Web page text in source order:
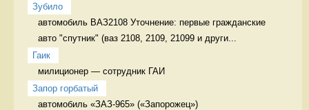
Зубило
автомобиль ВАЗ2108 Уточнение: первые гражданские
авто "спутник" (ваз 2108, 2109, 21099 и други...
Гаик
милиционер — сотрудник ГАИ
Запор горбатый
автомобиль «ЗАЗ-965» («Запорожец»)